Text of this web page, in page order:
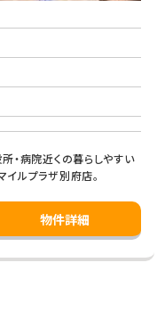
・病院近くの暮らしやすい
ルプラザ別府店。
物件詳細